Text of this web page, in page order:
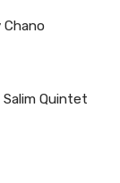
Chano
Quintet